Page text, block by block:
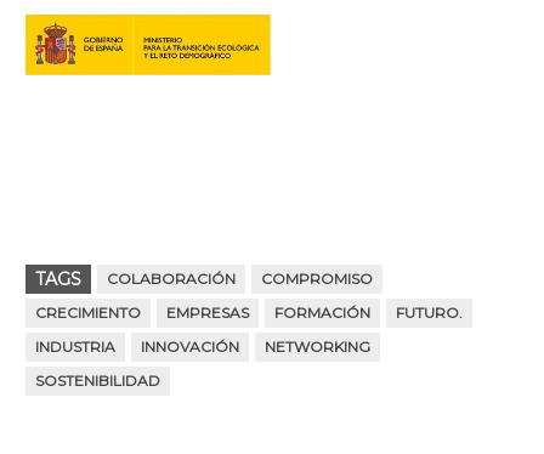
TAGS COLABORACIÓN
COMPROMISO
CRECIMIENTO
EMPRESAS FORMACIÓN
FUTURO.
INDUSTRIA
INNOVACIÓN
NETWORKING
SOSTENIBILIDAD